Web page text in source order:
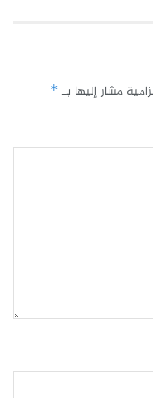
مشار إليها بـ *